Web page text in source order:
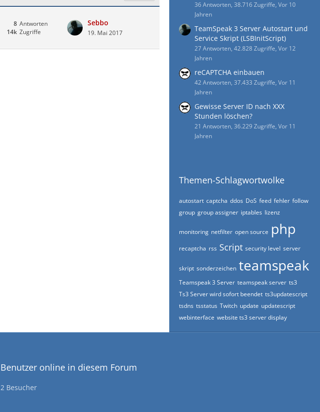
Antworten
8
Zugriffe
14k
Sebbo
19. Mai 2017
36 Antworten, 38.716 Zugriffe, Vor 10
Jahren
TeamSpeak 3 Server Autostart und
Service Skript (LSBInitScript)
27 Antworten, 42.828 Zugriffe, Vor 12
Jahren
reCAPTCHA einbauen
42 Antworten, 37.433 Zugriffe, Vor 11
Jahren
Gewisse Server ID nach XXX
Stunden löschen?
21 Antworten, 36.229 Zugriffe, Vor 11
Jahren
Themen-Schlagwortwolke
autostart captcha ddos DoS feed fehler follow
group group assigner iptables lizenz
monitoring netfilter open source php
recaptcha rss Script security level server
skript sonderzeichen teamspeak
Teamspeak 3 Server teamspeak server ts3
Ts3 Server wird sofort beendet ts3updatescript
tsdns tsstatus Twitch update updatescript
webinterface website ts3 server display
Benutzer online in diesem Forum
2 Besucher